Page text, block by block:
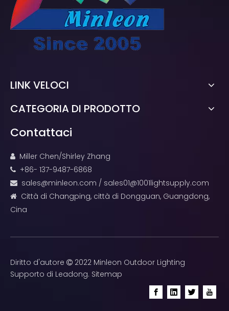
LINK VELOCI
CATEGORIA DI PRODOTTO
Contattaci
 Miller Chen/Shirley Zhang
 +86- 137-9487-6868
 sales@minleon.com / sales01@1001lightsupply.com

Città di Changping, città di Dongguan, Guangdong,
Cina
Diritto d'autore  2022 Minleon Outdoor Lighting
Supporto di Leadong. Sitemap